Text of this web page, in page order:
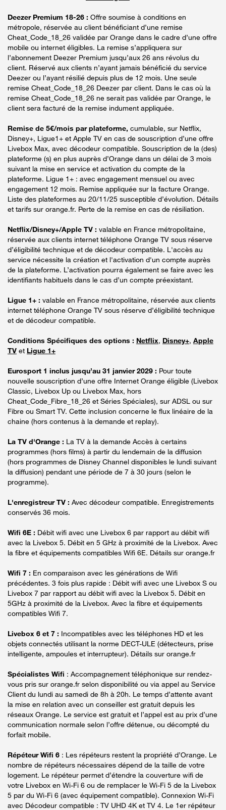
Deezer Premium 18-26 : Offre soumise à conditions en
métropole, réservée au client bénéficiant d’une remise
Cheat_Code_18_26 validée par Orange dans le cadre d’une offre
mobile ou internet éligibles. La remise s’appliquera sur
l’abonnement Deezer Premium jusqu’aux 26 ans révolus du
client. Réservé aux clients n’ayant jamais bénéficié du service
Deezer ou l’ayant résilié depuis plus de 12 mois. Une seule
remise Cheat_Code_18_26 Deezer par client. Dans le cas où la
remise Cheat_Code_18_26 ne serait pas validée par Orange, le
client sera facturé de la remise indument appliquée.
Remise de 5€/mois par plateforme, cumulable, sur Netflix,
Disney+, Ligue1+ et Apple TV en cas de souscription d’une offre
Livebox Max, avec décodeur compatible. Souscription de la (des)
plateforme (s) en plus auprès d’Orange dans un délai de 3 mois
suivant la mise en service et activation du compte de la
plateforme. Ligue 1+ : avec engagement mensuel ou avec
engagement 12 mois. Remise appliquée sur la facture Orange.
Liste des plateformes au 20/11/25 susceptible d’évolution. Détails
et tarifs sur orange.fr. Perte de la remise en cas de résiliation.
Netflix/Disney+/Apple TV : valable en France métropolitaine,
réservée aux clients internet téléphone Orange TV sous réserve
d’éligibilité technique et de décodeur compatible. L'accès au
service nécessite la création et l'activation d'un compte auprès
de la plateforme. L’activation pourra également se faire avec les
identifiants habituels dans le cas d’un compte préexistant.
Ligue 1+ : valable en France métropolitaine, réservée aux clients
internet téléphone Orange TV sous réserve d’éligibilité technique
et de décodeur compatible.
Conditions Spécifiques des options : Netflix, Disney+, Apple
TV et Ligue 1+
Eurosport 1 inclus jusqu’au 31 janvier 2029 : Pour toute
nouvelle souscription d’une offre Internet Orange éligible (Livebox
Classic, Livebox Up ou Livebox Max, hors
Cheat_Code_Fibre_18_26 et Séries Spéciales), sur ADSL ou sur
Fibre ou Smart TV. Cette inclusion concerne le flux linéaire de la
chaine (hors contenus à la demande et replay).
La TV d'Orange : La TV à la demande Accès à certains
programmes (hors films) à partir du lendemain de la diffusion
(hors programmes de Disney Channel disponibles le lundi suivant
la diffusion) pendant une période de 7 à 30 jours (selon le
programme).
L'enregistreur TV : Avec décodeur compatible. Enregistrements
conservés 36 mois.
Wifi 6E : Débit wifi avec une Livebox 6 par rapport au débit wifi
avec la Livebox 5. Débit en 5 GHz à proximité de la Livebox. Avec
la fibre et équipements compatibles Wifi 6E. Détails sur orange.fr
Wifi 7 : En comparaison avec les générations de Wifi
précédentes. 3 fois plus rapide : Débit wifi avec une Livebox S ou
Livebox 7 par rapport au débit wifi avec la Livebox 5. Débit en
5GHz à proximité de la Livebox. Avec la fibre et équipements
compatibles Wifi 7.
Livebox 6 et 7 : Incompatibles avec les téléphones HD et les
objets connectés utilisant la norme DECT-ULE (détecteurs, prise
intelligente, ampoules et interrupteur). Détails sur orange.fr
Spécialistes Wifi : Accompagnement téléphonique sur rendez-
vous pris sur orange.fr selon disponibilité ou via appel au Service
Client du lundi au samedi de 8h à 20h. Le temps d’attente avant
la mise en relation avec un conseiller est gratuit depuis les
réseaux Orange. Le service est gratuit et l’appel est au prix d’une
communication normale selon l’offre détenue, ou décompté du
forfait mobile.
Répéteur Wifi 6 : Les répéteurs restent la propriété d’Orange. Le
nombre de répéteurs nécessaires dépend de la taille de votre
logement. Le répéteur permet d’étendre la couverture wifi de
votre Livebox en Wi-Fi 6 ou de remplacer le Wi-Fi 5 de la Livebox
5 par du Wi-Fi 6 (avec équipement compatible). Connexion Wi-Fi
avec Décodeur compatible : TV UHD 4K et TV 4. Le 1er répéteur